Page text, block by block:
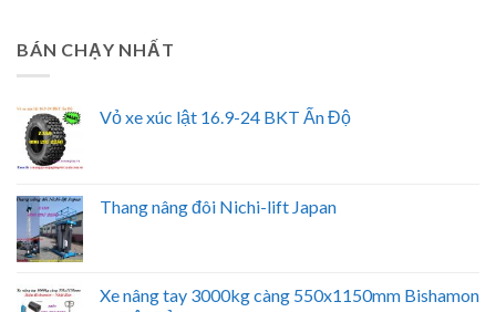
BÁN CHẠY NHẤT
Vỏ xe xúc lật 16.9-24 BKT Ấn Độ
Thang nâng đôi Nichi-lift Japan
Xe nâng tay 3000kg càng 550x1150mm Bishamon